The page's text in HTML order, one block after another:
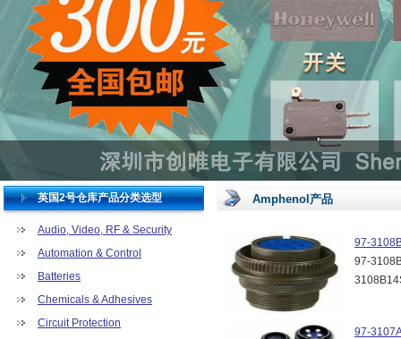
英国2号仓库产品分类选型
Audio, Video, RF & Security
Automation & Control
Batteries
Chemicals & Adhesives
Circuit Protection
Amphenol产品
97-
97-
97-